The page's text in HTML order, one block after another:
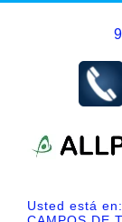
Usted está en: